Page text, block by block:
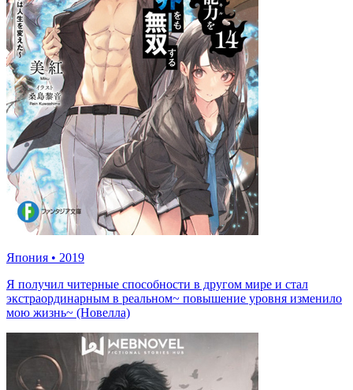
Япония • 2019
Я получил читерные способности в другом мире и стал
экстраординарным в реальном~ повышение уровня изменило
мою жизнь~ (Новелла)